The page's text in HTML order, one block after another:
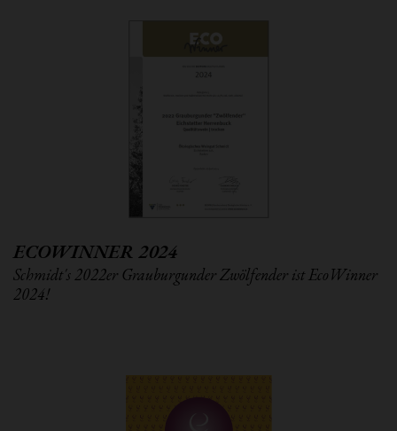
ECOWINNER 2024
Schmidt's 2022er Grauburgunder Zwölfender ist EcoWinner
2024!